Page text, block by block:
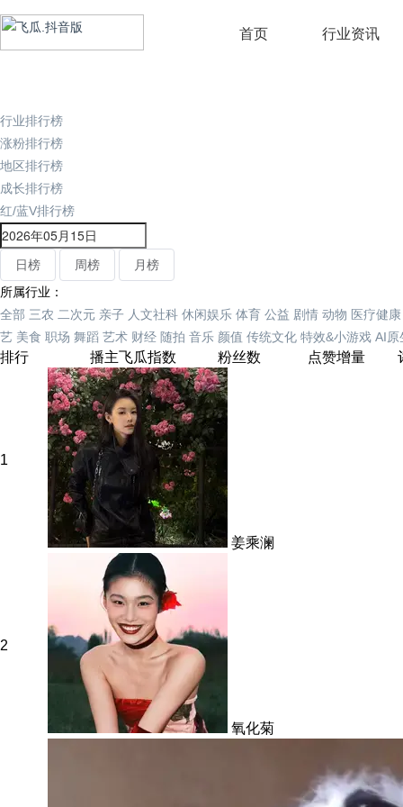
首页 行业资讯
行业排行榜
涨粉排行榜
地区排行榜
成长排行榜
红/蓝V排行榜
日榜 周榜
月榜
所属行业：
全部 三农 二次元 亲子 人文社科 休闲娱乐 体育 公益 剧情 动物 医疗健康
艺 美食 职场 舞蹈 艺术 财经 随拍 音乐 颜值 传统文化 特效&小游戏 AI原
排行 播主飞瓜指数 粉丝数 点赞增量
1
姜乘澜
2
氧化菊